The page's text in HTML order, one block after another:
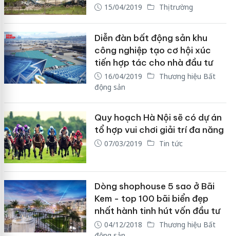
15/04/2019 Thị trường
Diễn đàn bất động sản khu
công nghiệp tạo cơ hội xúc
tiến hợp tác cho nhà đầu tư
16/04/2019
Thương hiệu Bất
động sản
Quy hoạch Hà Nội sẽ có dự án
tổ hợp vui chơi giải trí đa năng
07/03/2019 Tin tức
Dòng shophouse 5 sao ở Bãi
Kem - top 100 bãi biển đẹp
nhất hành tinh hút vốn đầu tư
04/12/2018
Thương hiệu Bất